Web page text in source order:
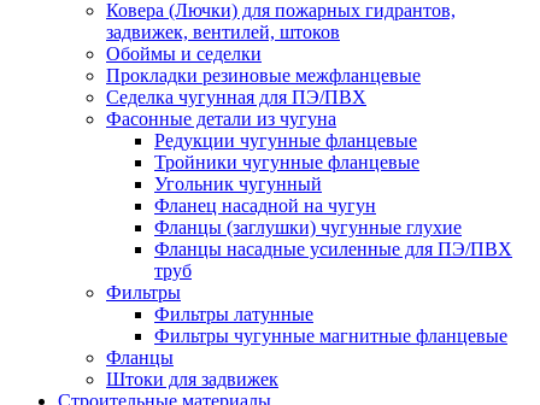
Ковера (Лючки) для пожарных гидрантов,
задвижек, вентилей, штоков
Обоймы и седелки
Прокладки резиновые межфланцевые
Седелка чугунная для ПЭ/ПВХ
Фасонные детали из чугуна
Редукции чугунные фланцевые
Тройники чугунные фланцевые
Угольник чугунный
Фланец насадной на чугун
Фланцы (заглушки) чугунные глухие
Фланцы насадные усиленные для ПЭ/ПВХ
труб
Фильтры
Фильтры латунные
Фильтры чугунные магнитные фланцевые
Фланцы
Штоки для задвижек
Строительные материалы